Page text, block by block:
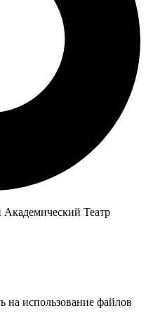
Театр
на использование файлов